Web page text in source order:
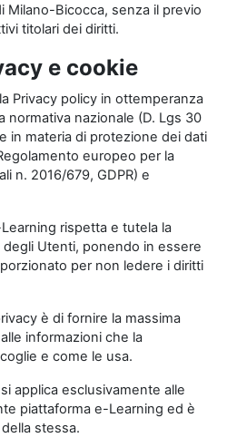
Milano-Bicocca, senza il previo
titolari dei diritti.
e cookie
Privacy policy in ottemperanza
normativa nazionale (D. Lgs 30
in materia di protezione dei dati
europeo per la
n. 2016/679, GDPR) e
rispetta e tutela la
Utenti, ponendo in essere
per non ledere i diritti
è di fornire la massima
informazioni che la
e come le usa.
applica esclusivamente alle
piattaforma e-Learning ed è
stessa.